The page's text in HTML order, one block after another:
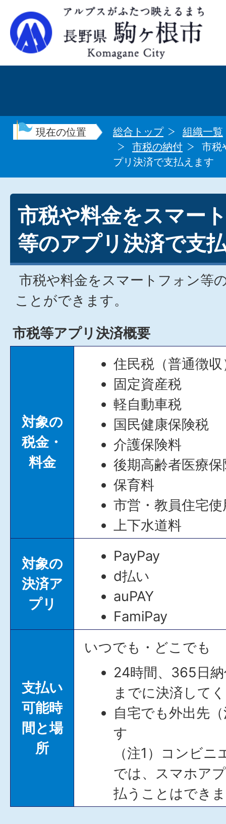
現在の位置 総合トップ
組織一覧
市税の納付
市税
プリ決済で支払えます
市税や料金をスマー
等のアプリ決済で支
市税や料金をスマートフォン等
ことができます。
市税等アプリ決済概要
対象の
税金・
料金
住民税（普通徴収
固定資産税
軽自動車税
国民健康保険税
介護保険料
後期高齢者医療
保育料
市営・教員住宅
上下水道料
対象の
決済ア
プリ
PayPay
d払い
auPAY
FamiPay
支払い
可能時
間と場
所
いつでも・どこでも
24時間、365日
までに決済して
自宅でも外出先
す
（注1）コンビ
では、スマホア
払うことはでき